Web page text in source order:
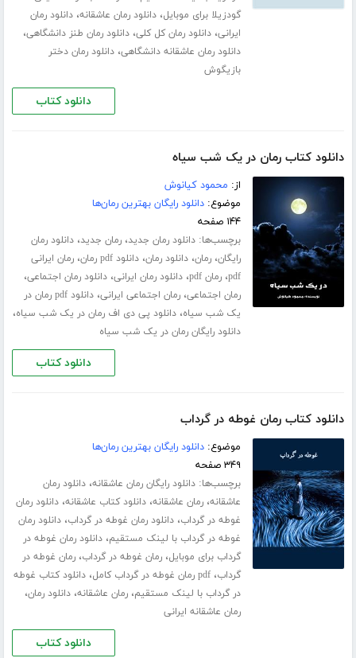
گودزیلا برای موبایل،دانلود رمان عاشقانه،دانلود رمان
ایرانی،دانلود رمان کل کلی،دانلود رمان طنز دانشگاهی،
دانلود رمان عاشقانه دانشگاهی،دانلود رمان دختر
بازیگوش
دانلود کتاب
دانلود کتاب رمان در یک شب سیاه
از: محمود کیانوش
موضوع:دانلود رایگان بهترین رمان‌ها
۱۴۴ صفحه
برچسب‌ها:دانلود رمان جدید،رمان جدید،دانلود رمان
رایگان،رمان،دانلود رمان،دانلود pdf رمان ،رمان ایرانی
pdf،رمان pdf ،دانلود رمان ایرانی،دانلود رمان اجتماعی،
رمان اجتماعی،رمان اجتماعی ایرانی،
دانلود pdf رمان در
یک شب سیاه،دانلود پی دی اف رمان در یک شب سیاه،
دانلود رایگان رمان در یک شب سیاه
دانلود کتاب
دانلود کتاب رمان غوطه در گرداب
موضوع:دانلود رایگان بهترین رمان‌ها
۳۴۹ صفحه
برچسب‌ها:دانلود رایگان رمان عاشقانه،دانلود رمان
عاشقانه،رمان عاشقانه،دانلود کتاب عاشقانه،دانلود رمان
غوطه در گرداب،دانلود رمان غوطه در گرداب،دانلود رمان
غوطه در گرداب با لینک مستقیم،دانلود رمان غوطه در
گرداب برای موبایل،رمان غوطه در گرداب،رمان غوطه در
گرداب،pdf رمان غوطه در گرداب کامل ،دانلود کتاب غوطه
در گرداب با لینک مستقیم،رمان عاشقانه،دانلود رمان،
رمان عاشقانه ایرانی
دانلود کتاب